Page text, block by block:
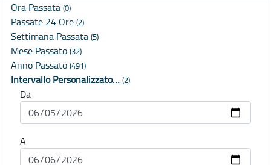
Ora Passata (0)
Passate 24 Ore (2)
Settimana Passata (5)
Mese Passato (32)
Anno Passato (491)
Intervallo Personalizzato… (2)
Da
A